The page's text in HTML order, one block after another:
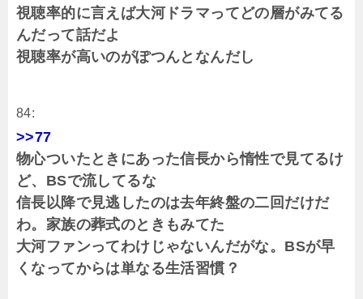
視聴率的に言えば大河ドラマってどの層がみてる
んだって話だよ
視聴率が高いのがぽつんとなんだし
84:
>>77
物心ついたときにあった信長から惰性で見てるけ
ど、BSで流してるな
信長以降で見逃したのは去年終盤の二回だけだ
わ。家族の葬式のときもみてた
大河ファンってわけじゃないんだがな。BSが早
くなってからは単なる生活習慣？